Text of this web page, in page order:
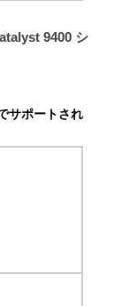
9400 シ
サポートされ